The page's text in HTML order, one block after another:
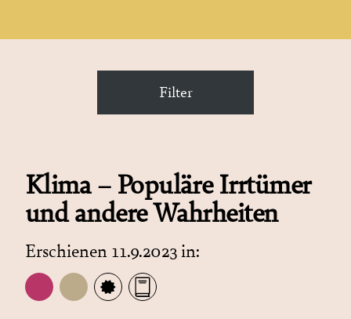
Filter
Klima – Populäre Irrtümer
und andere Wahrheiten
Erschienen 11.9.2023 in: